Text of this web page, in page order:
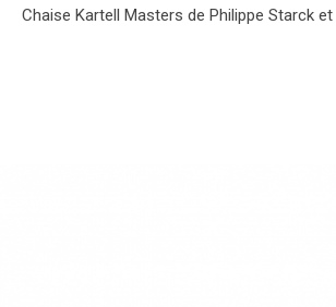
Chaise Kartell Masters de Philippe Starck et